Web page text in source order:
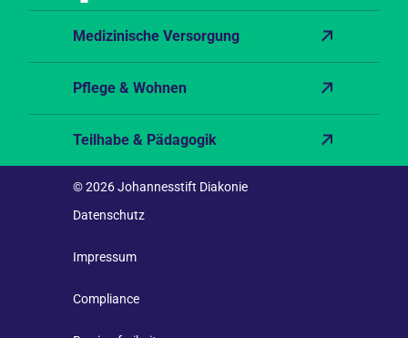
Medizinische Versorgung
Pflege & Wohnen
Teilhabe & Pädagogik
© 2026 Johannesstift Diakonie
Datenschutz
Impressum
Compliance